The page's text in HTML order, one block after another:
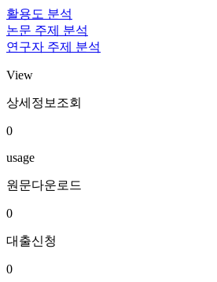
활용도 분석
논문 주제 분석
연구자 주제 분석
View
상세정보조회
0
usage
원문다운로드
0
대출신청
0